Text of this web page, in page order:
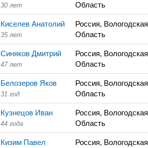
30 лет
Область
Киселев Анатолий
35 лет
Россия, Вологодская
Область
Синяков Дмитрий
47 лет
Россия, Вологодская
Область
Белозеров Яков
31 год
Россия, Вологодская
Область
Кузнецов Иван
44 года
Россия, Вологодская
Область
Кизим Павел
Россия, Вологодская